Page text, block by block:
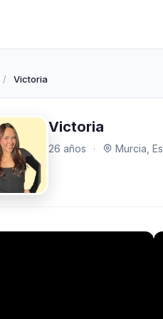
/ Victoria
Victoria
26 años · Murcia,